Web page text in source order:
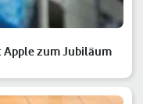
Apple zum Jubiläum